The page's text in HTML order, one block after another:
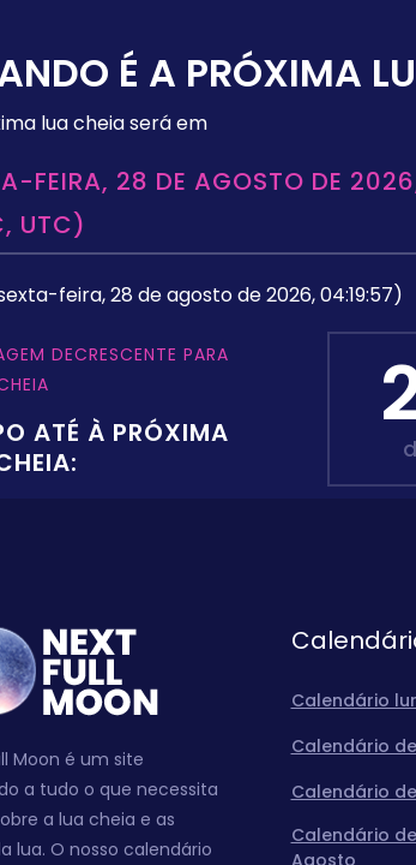
É A PRÓXIMA
lua cheia será em
FEIRA, 28 DE AGOSTO DE
UTC)
feira, 28 de agosto de 2026, 04:19:57)
DECRESCENTE PARA
ATÉ À PRÓXIMA
Moon é um site
a tudo o que necessita
a lua cheia e as
lua. O nosso calendário
Calendário
Calendário
Calendário
Calendário
Agosto